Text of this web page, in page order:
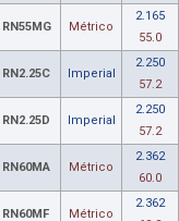
RN55MG Métrico
2.165
55.0
RN2.25C Imperial
2.250
57.2
RN2.25D Imperial
2.250
57.2
RN60MA Métrico
2.362
60.0
RN60MF Métrico
2.362